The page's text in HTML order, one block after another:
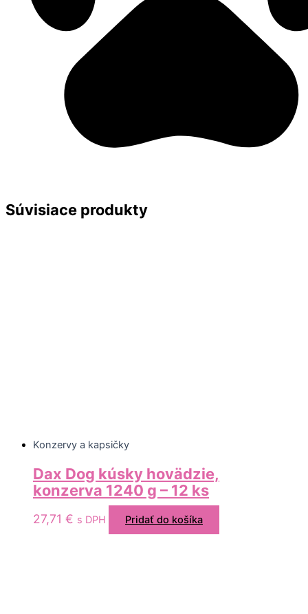
Súvisiace produkty
Konzervy a kapsičky
Dax Dog kúsky hovädzie,
konzerva 1240 g – 12 ks
27,71 € s DPH Pridať do košíka